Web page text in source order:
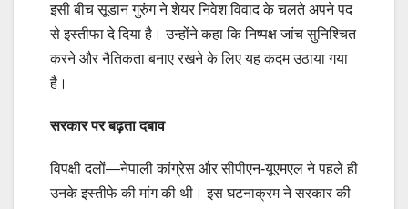
इसी बीच सूडान गुरुंग ने शेयर निवेश विवाद के चलते अपने पद
से इस्तीफा दे दिया है। उन्होंने कहा कि निष्पक्ष जांच सुनिश्चित
करने और नैतिकता बनाए रखने के लिए यह कदम उठाया गया
है।
सरकार पर बढ़ता दबाव
विपक्षी दलों—नेपाली कांग्रेस और सीपीएन-यूएमएल ने पहले ही
उनके इस्तीफे की मांग की थी। इस घटनाक्रम ने सरकार की